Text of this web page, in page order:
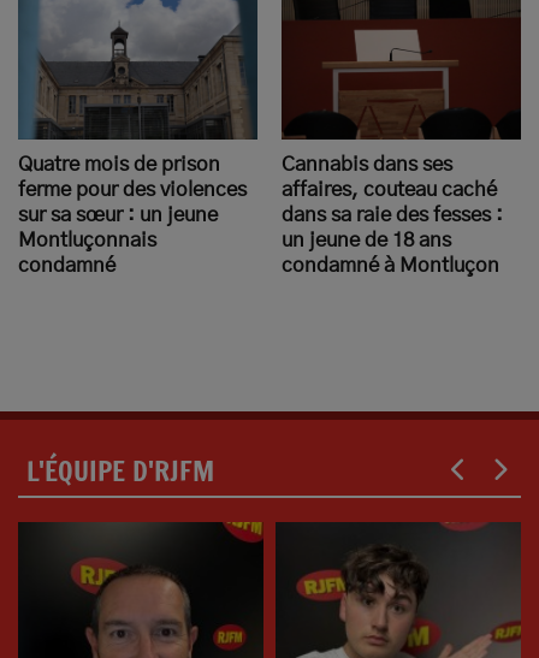
Quatre mois de prison
ferme pour des violences
sur sa sœur : un jeune
Montluçonnais
condamné
Cannabis dans ses
affaires, couteau caché
dans sa raie des fesses :
un jeune de 18 ans
condamné à Montluçon
L'ÉQUIPE D'RJFM